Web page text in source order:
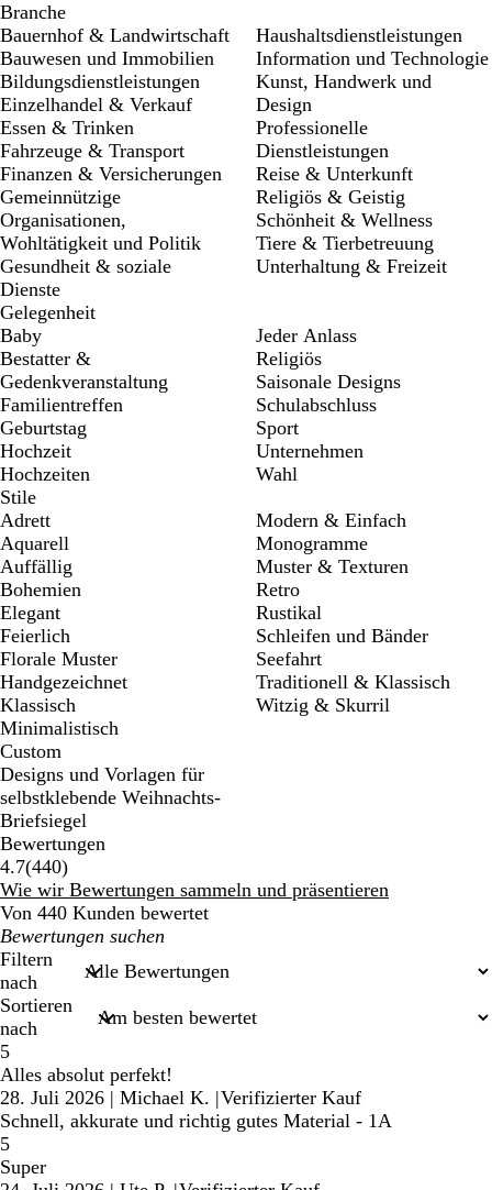
Branche
Bauernhof & Landwirtschaft
Bauwesen und Immobilien
Bildungsdienstleistungen
Einzelhandel & Verkauf
Essen & Trinken
Fahrzeuge & Transport
Finanzen & Versicherungen
Gemeinnützige
Organisationen,
Wohltätigkeit und Politik
Gesundheit & soziale
Dienste
Haushaltsdienstleistungen
Information und Technologie
Kunst, Handwerk und
Design
Professionelle
Dienstleistungen
Reise & Unterkunft
Religiös & Geistig
Schönheit & Wellness
Tiere & Tierbetreuung
Unterhaltung & Freizeit
Gelegenheit
Baby
Bestatter &
Gedenkveranstaltung
Familientreffen
Geburtstag
Hochzeit
Hochzeiten
Jeder Anlass
Religiös
Saisonale Designs
Schulabschluss
Sport
Unternehmen
Wahl
Stile
Adrett
Aquarell
Auffällig
Bohemien
Elegant
Feierlich
Florale Muster
Handgezeichnet
Klassisch
Minimalistisch
Modern & Einfach
Monogramme
Muster & Texturen
Retro
Rustikal
Schleifen und Bänder
Seefahrt
Traditionell & Klassisch
Witzig & Skurril
Custom
Designs und Vorlagen für
selbstklebende Weihnachts-
Briefsiegel
Bewertungen
4.7(440440
Bewertungen
)
Wie wir Bewertungen sammeln und präsentieren
Von 440 Kunden bewertet
Meine
Sucheingaben
Filtern
nach
Sortieren
nach
5
Alles absolut perfekt!
28. Juli 2026 | Michael K. |Verifizierter Kauf
Schnell, akkurate und richtig gutes Material - 1A
5
Super